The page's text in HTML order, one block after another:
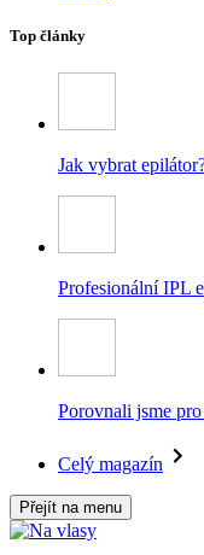
Top články
Jak vybrat
Profesionální IPL
Porovnali jsme
Celý magazín
Přejít na menu